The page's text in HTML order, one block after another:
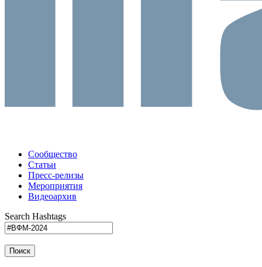
Сообщество
Статьи
Пресс-релизы
Мероприятия
Видеоархив
Search Hashtags
Поиск